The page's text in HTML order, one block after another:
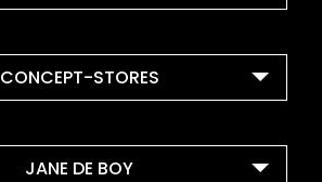
CONCEPT-STORES
JANE DE BOY